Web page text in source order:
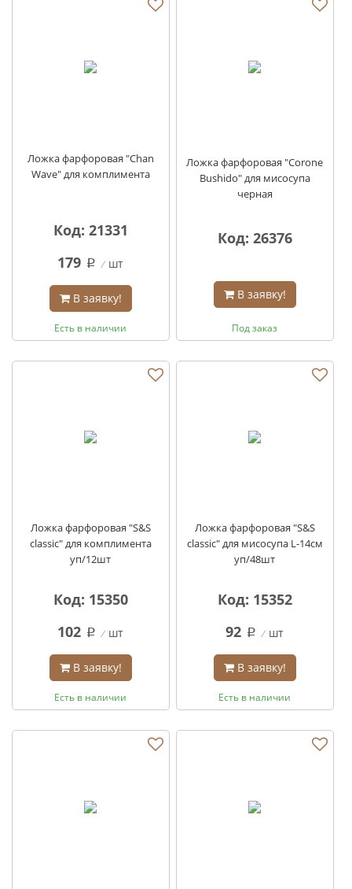
Ложка фарфоровая "Chan
Wave" для комплимента
Код: 21331
179 q шт
В заявку!
Есть в наличии
Ложка фарфоровая "Corone
Bushido" для мисосупа
черная
Код: 26376
В заявку!
Под заказ
Ложка фарфоровая "S&S
classic" для комплимента
уп/12шт
Код: 15350
102 q шт
В заявку!
Есть в наличии
Ложка фарфоровая "S&S
classic" для мисосупа L-14см
уп/48шт
Код: 15352
92 q шт
В заявку!
Есть в наличии